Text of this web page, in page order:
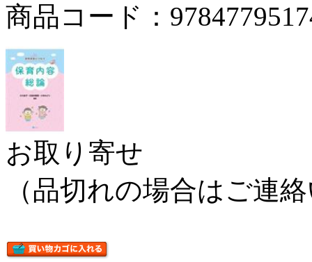
商品コード：
お取り寄せ
（品切れの場合はご連